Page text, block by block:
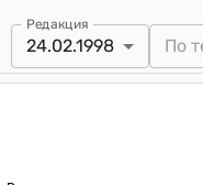
Редакция
24.02.1998